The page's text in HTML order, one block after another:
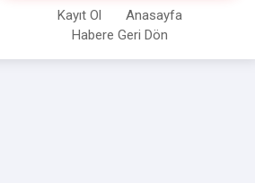
Kayıt Ol
Anasayfa
Habere Geri Dön